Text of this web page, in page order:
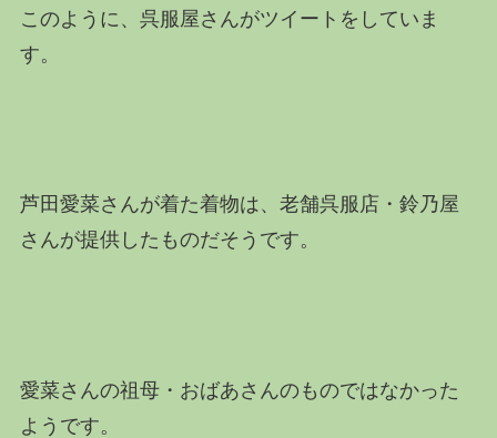
このように、呉服屋さんがツイートをしていま
す。
芦田愛菜さんが着た着物は、老舗呉服店・鈴乃屋
さんが提供したものだそうです。
愛菜さんの祖母・おばあさんのものではなかった
ようです。